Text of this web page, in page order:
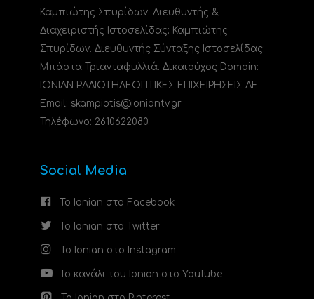
Καμπιώτης Σπυρίδων. Διευθυντής &
Διαχειριστής Ιστοσελίδας: Καμπιώτης
Σπυρίδων. Διευθυντής Σύνταξης Ιστοσελίδας:
Μπάστα Τριανταφυλλιά. Δικαιούχος Domain:
ΙΟΝΙΑΝ ΡΑΔΙΟΤΗΛΕΟΠΤΙΚΕΣ ΕΠΙΧΕΙΡΗΣΕΙΣ ΑΕ
Email: skampiotis@ioniantv.gr
Τηλέφωνο: 2610622080.
Social Media
Το Ionian στο Facebook
Το Ionian στο Twitter
Το Ionian στο Instagram
Το κανάλι του Ionian στο YouTube